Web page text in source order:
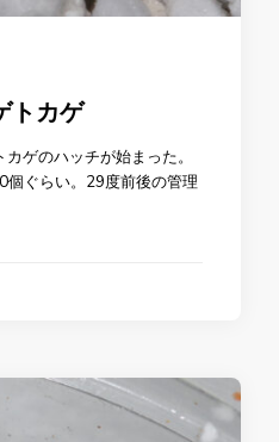
トカゲ
ゲのハッチが始まった。
ぐらい。29度前後の管理